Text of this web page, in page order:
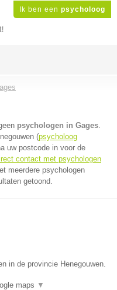
Ik ben een psycholoog
psychologen in Gages.
(psycholoog
uw postcode in voor de
contact met psychologen
meerdere psychologen
getoond.
in de provincie Henegouwen.
maps ▼